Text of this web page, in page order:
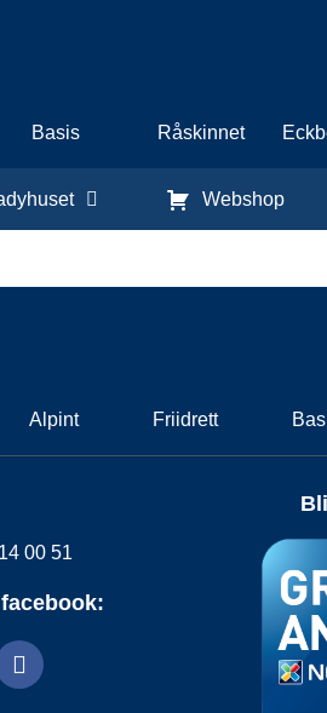
Basis Råskinnet
Webshop
Alpint Friidrett
00 51